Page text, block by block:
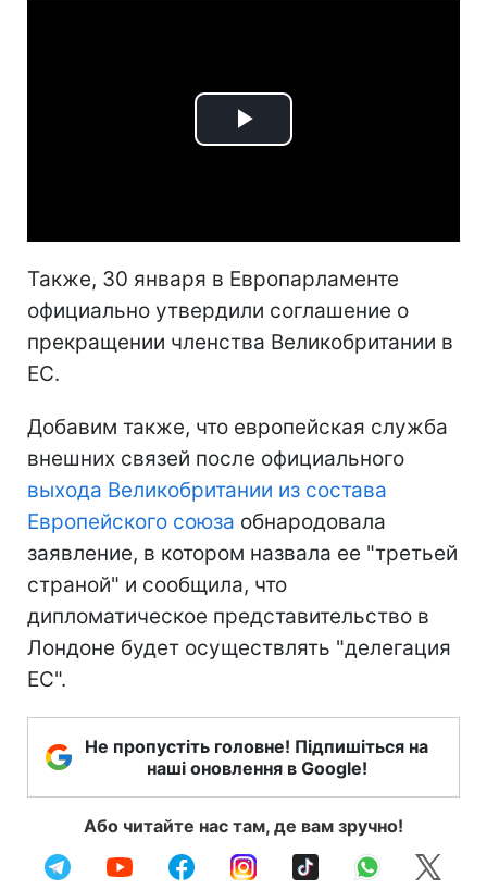
Play
Также, 30 января в Европарламенте
официально утвердили соглашение о
прекращении членства Великобритании в
ЕС.
Добавим также, что европейская служба
внешних связей после официального
выхода Великобритании из состава
Европейского союза обнародовала
заявление, в котором назвала ее "третьей
страной" и сообщила, что
дипломатическое представительство в
Лондоне будет осуществлять "делегация
ЕС".
Не пропустіть головне! Підпишіться на
наші оновлення в Google!
Або читайте нас там, де вам зручно!